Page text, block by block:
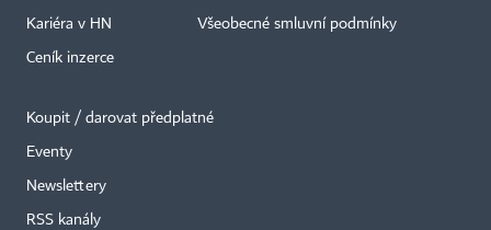
Kariéra v HN
Ceník inzerce
Všeobecné smluvní podmínky
Koupit / darovat předplatné
Eventy
Newslettery
RSS kanály